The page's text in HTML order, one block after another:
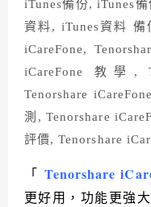
「 Tenorshare
更好用，功能更強